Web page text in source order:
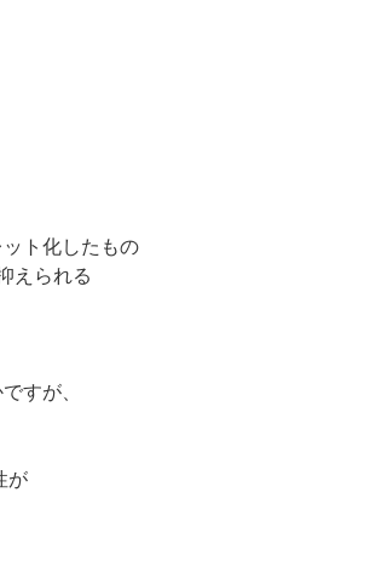
ト化したもの
えられる
すが、
が